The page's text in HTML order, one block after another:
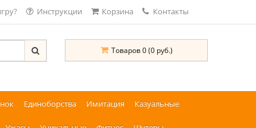
Инструкции Корзина Контакты
Товаров 0 (0 руб.)
Единоборства Имитация Казуальные